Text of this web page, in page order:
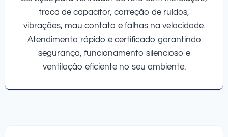
troca de capacitor, correção de ruídos,
vibrações, mau contato e falhas na velocidade.
Atendimento rápido e certificado garantindo
segurança, funcionamento silencioso e
ventilação eficiente no seu ambiente.